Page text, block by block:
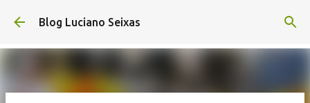
Pular para o conteúdo principal
Blog Luciano Seixas